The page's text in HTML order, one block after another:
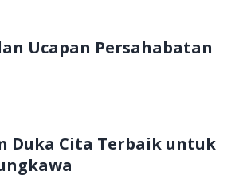
Ucapan Persahabatan
Duka Cita Terbaik untuk